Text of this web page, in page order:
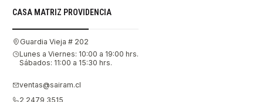
CASA MATRIZ PROVIDENCIA
Guardia Vieja # 202
Lunes a Viernes: 10:00 a 19:00 hrs.
Sábados: 11:00 a 15:30 hrs.
ventas@sairam.cl
2 2479 3515